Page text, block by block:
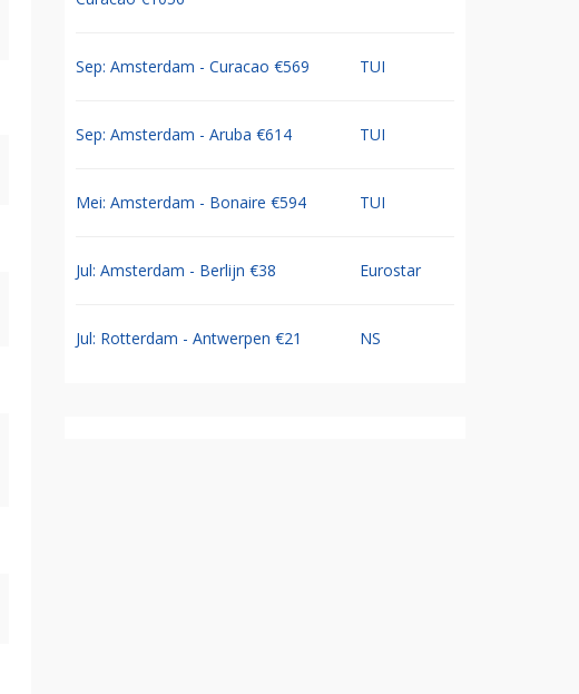
Sep: Amsterdam - Curacao €569 TUI
Sep: Amsterdam - Aruba €614 TUI
Mei: Amsterdam - Bonaire €594 TUI
Jul: Amsterdam - Berlijn €38 Eurostar
Jul: Rotterdam - Antwerpen €21 NS